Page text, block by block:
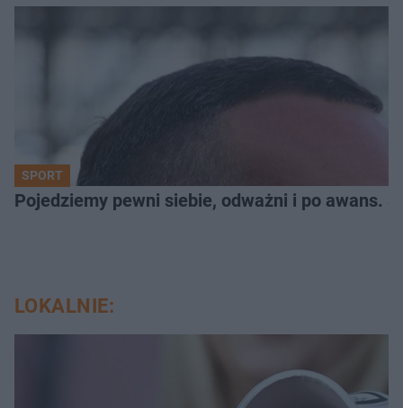
SPORT
Pojedziemy pewni siebie, odważni i po awans.
LOKALNIE: